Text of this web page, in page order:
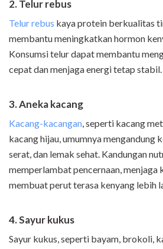
2. Telur rebus
Telur rebus kaya protein berkualitas
membantu meningkatkan hormon
Konsumsi telur dapat membantu
cepat dan menjaga energi tetap stabil.
3. Aneka kacang
Kacang-kacangan, seperti kacang
kacang hijau, umumnya mengandung
serat, dan lemak sehat. Kandungan
memperlambat pencernaan, menjaga
membuat perut terasa kenyang lebih
4. Sayur kukus
Sayur kukus, seperti bayam, brokoli,